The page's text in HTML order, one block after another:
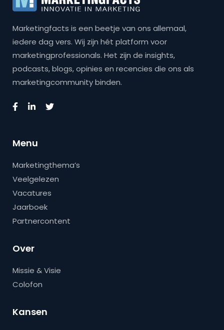
Marketingfacts is een beetje van ons allemaal,
iedere dag vers. Wij zijn hét platform voor
marketingprofessionals. Het zijn de insights,
podcasts, blogs, opinies en recencies die ons als
marketingcommunity binden.
Menu
Marketingthema’s
Veelgelezen
Vacatures
Jaarboek
Partnercontent
Over
Missie & Visie
Colofon
Kansen